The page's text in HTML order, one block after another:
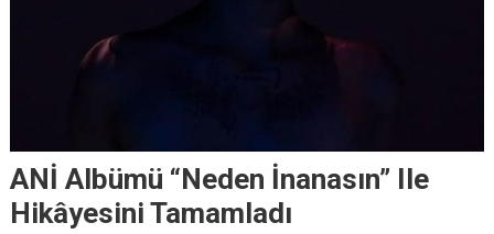
ANİ Albümü “Neden İnanasın” Ile
Hikâyesini Tamamladı